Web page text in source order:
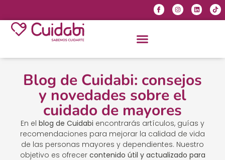
Blog de Cuidabi: consejos
y novedades sobre el
cuidado de mayores
En el blog de Cuidabi encontrarás artículos, guías y
recomendaciones para mejorar la calidad de vida
de las personas mayores y dependientes. Nuestro
objetivo es ofrecer contenido útil y actualizado para